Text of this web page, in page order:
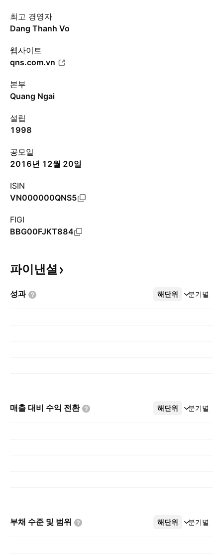
최고 경영자
Dang Thanh Vo
웹사이트
qns.com.vn
본부
Quang Ngai
설립
1998
공모일
2016년 12월 20일
ISIN
VN000000QNS5
FIGI
BBG00FJKT884
파이낸셜
성과 해단위 분기별
더보기
매출 대비 수익 전환 해단위 분기별
더보기
부채 수준 및 범위 해단위 분기별
더보기